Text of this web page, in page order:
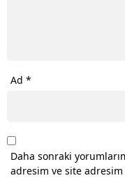
Ad *
Daha sonraki
adresim ve site adresim